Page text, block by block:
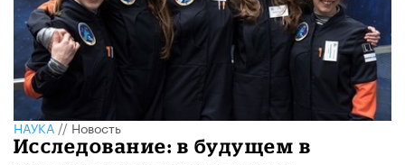
НАУКА//Новость
Исследование: в будущем в